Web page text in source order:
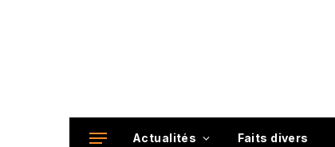
Actualités Faits divers